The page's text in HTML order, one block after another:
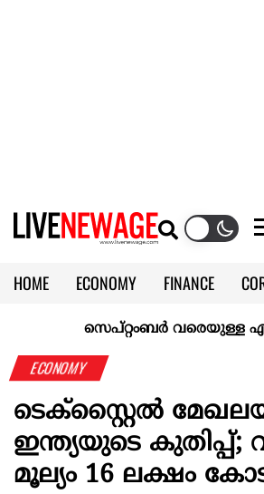
HOME ECONOMY FINANCE
KERALA @70
സെപ്റ്റംബർ വരെയുള്ള
ECONOMY
ടെക്‌സ്റ്റൈല്‍
ഇന്ത്യയുടെ കുതിപ്പ്;
മൂല്യം 16 ലക്ഷം